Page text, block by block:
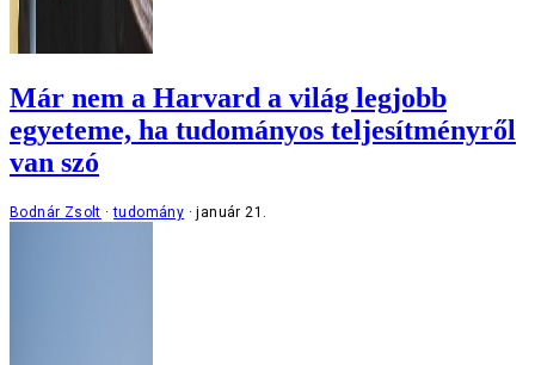
Már nem a Harvard a világ legjobb
egyeteme, ha tudományos teljesítményről
van szó
Bodnár Zsolt tudomány január 21.